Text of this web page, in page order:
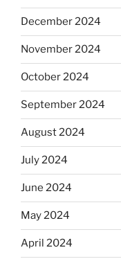
December 2024
November 2024
October 2024
September 2024
August 2024
July 2024
June 2024
May 2024
April 2024